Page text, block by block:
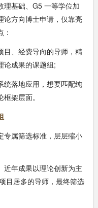
理基础、G5 一等学位加
论方向博士申请，仅靠亮
目、经费导向的导师，精
论成果的课题组;
统落地应用，想要匹配纯
架层面。
专属筛选标准，层层缩小
近年成果以理论创新为主
目居多的导师，最终筛选